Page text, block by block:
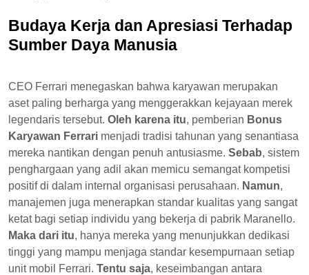
Budaya Kerja dan Apresiasi Terhadap
Sumber Daya Manusia
CEO Ferrari menegaskan bahwa karyawan merupakan
aset paling berharga yang menggerakkan kejayaan merek
legendaris tersebut. Oleh karena itu, pemberian Bonus
Karyawan Ferrari menjadi tradisi tahunan yang senantiasa
mereka nantikan dengan penuh antusiasme. Sebab, sistem
penghargaan yang adil akan memicu semangat kompetisi
positif di dalam internal organisasi perusahaan. Namun,
manajemen juga menerapkan standar kualitas yang sangat
ketat bagi setiap individu yang bekerja di pabrik Maranello.
Maka dari itu, hanya mereka yang menunjukkan dedikasi
tinggi yang mampu menjaga standar kesempurnaan setiap
unit mobil Ferrari. Tentu saja, keseimbangan antara